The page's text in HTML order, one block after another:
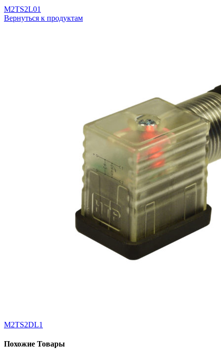
M2TS2L01
Вернуться к продуктам
M2TS2DL1
Похожие Товары